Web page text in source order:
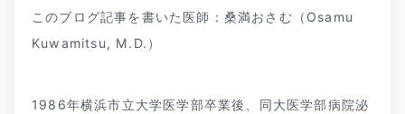
このブログ記事を書いた医師：桑満おさむ（Osamu
Kuwamitsu, M.D.）
1986年横浜市立大学医学部卒業後、同大医学部病院泌